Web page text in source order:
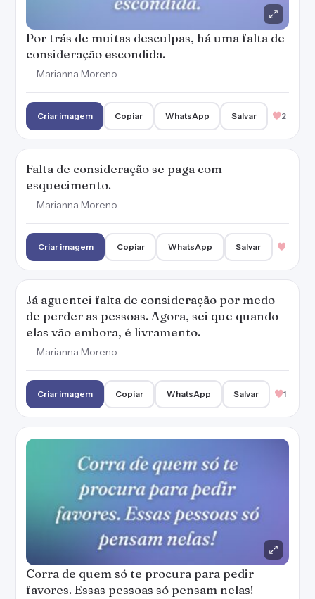
Por trás de muitas desculpas, há uma falta de
consideração escondida.
— Marianna Moreno
Criar imagem Copiar WhatsApp Salvar 2
Falta de consideração se paga com
esquecimento.
— Marianna Moreno
Criar imagem Copiar WhatsApp Salvar
Já aguentei falta de consideração por medo
de perder as pessoas. Agora, sei que quando
elas vão embora, é livramento.
— Marianna Moreno
Criar imagem Copiar WhatsApp Salvar 1
Corra de quem só te procura para pedir
favores. Essas pessoas só pensam nelas!